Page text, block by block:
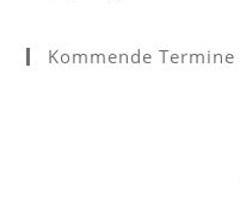
Kommende Termine